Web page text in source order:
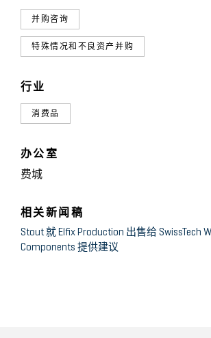
并购咨询
特殊情况和不良资产并购
行业
消费品
办公室
费城
相关新闻稿
Stout 就 Elfix Production 出售给 SwissTech
Components 提供建议